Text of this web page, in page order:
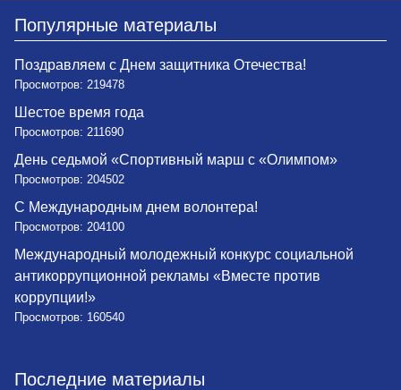
Популярные материалы
Поздравляем с Днем защитника Отечества!
Просмотров: 219478
Шестое время года
Просмотров: 211690
День седьмой «Спортивный марш с «Олимпом»
Просмотров: 204502
С Международным днем волонтера!
Просмотров: 204100
Международный молодежный конкурс социальной
антикоррупционной рекламы «Вместе против
коррупции!»
Просмотров: 160540
Последние материалы